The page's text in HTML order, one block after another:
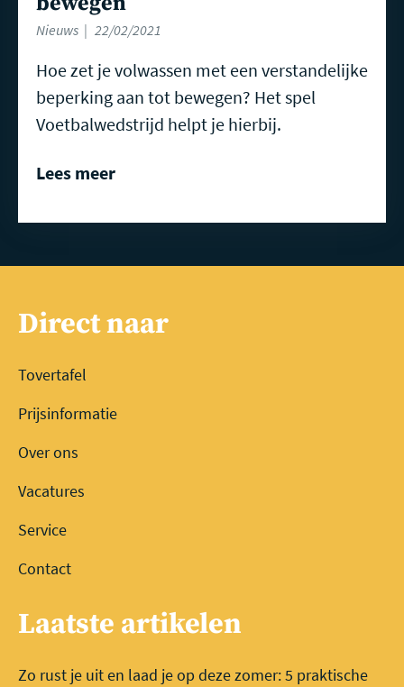
Nieuws 22/02/2021
Hoe zet je volwassen met een verstandelijke
beperking aan tot bewegen? Het spel
Voetbalwedstrijd helpt je hierbij.
Lees meer
Direct naar
Tovertafel
Prijsinformatie
Over ons
Vacatures
Service
Contact
Laatste artikelen
Zo rust je uit en laad je op deze zomer: 5 praktische